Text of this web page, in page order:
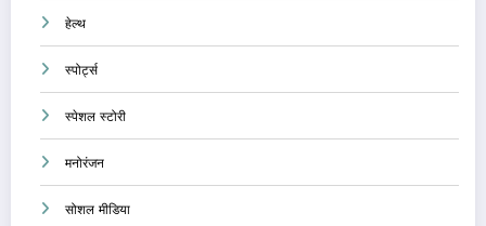
हेल्थ
स्पोर्ट्स
स्पेशल स्टोरी
मनोरंजन
सोशल मीडिया